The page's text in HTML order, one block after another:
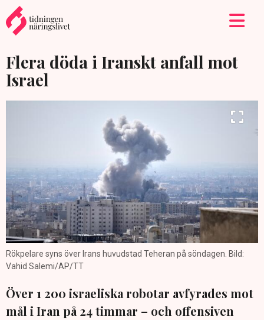
Flera döda i Iranskt anfall mot
Israel
Rökpelare syns över Irans huvudstad Teheran på söndagen. Bild:
Vahid Salemi/AP/TT
Över 1 200 israeliska robotar avfyrades mot
mål i Iran på 24 timmar – och offensiven